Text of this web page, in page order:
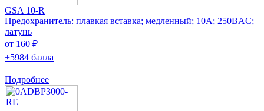
GSA 10-R
Предохранитель: плавкая вставка; медленный; 10А; 250ВAC;
латунь
от 160 ₽
+5984 балла
Подробнее